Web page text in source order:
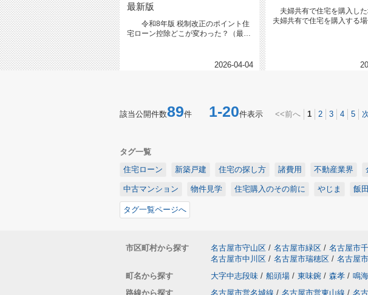
最新版
令和8年版 税制改正のポイント住
宅ローン控除どこが変わった？（最新
2026-04-04
夫婦共有で住宅を購入し
夫婦共有で住宅を購入す
該当公開件数89件 1-20件表示 <<前へ 1 2 3 4 5
タグ一覧
住宅ローン
新築戸建 住宅の探し方 諸費用 不動産業界
中古マンション 物件見学 住宅購入のその前に やじま 飯
タグ一覧ページへ
市区町村から探す 名古屋市守山区 / 名古屋市緑区 / 名古屋市
名古屋市中川区 / 名古屋市瑞穂区 / 名古屋
町名から探す
大字中志段味 / 船頭場 / 東味鋺 / 森孝 / 鳴
路線から探す
名古屋市営名城線 / 名古屋市営東山線 / 名